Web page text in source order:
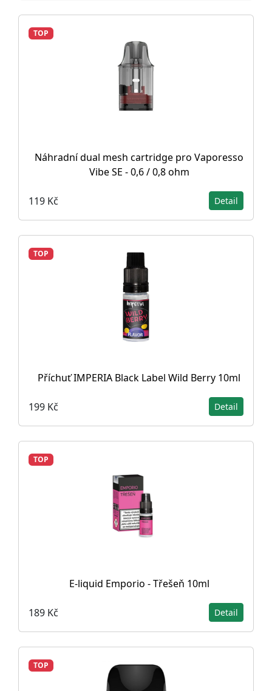
TOP
Náhradní dual mesh cartridge pro Vaporesso
Vibe SE - 0,6 / 0,8 ohm
119 Kč Detail
TOP
Příchuť IMPERIA Black Label Wild Berry 10ml
199 Kč Detail
TOP
E-liquid Emporio - Třešeň 10ml
189 Kč Detail
TOP